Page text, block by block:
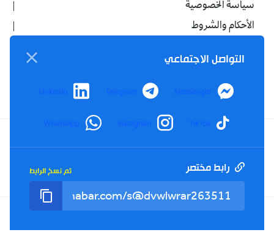
سياسة الخصوصية
الأحكام والشروط
اتصل بنا
من نحن
Facebook
YouTube
TikTok
Twitter
Tel : +213(0)023 31 69 04 - eMail :info@elkhabar.com
التواصل الاجتماعي
Messenger
Telegram
LinkedIn
TikTok
Instagram
WhatsApp
رابط مختصر تم نسخ الرابط